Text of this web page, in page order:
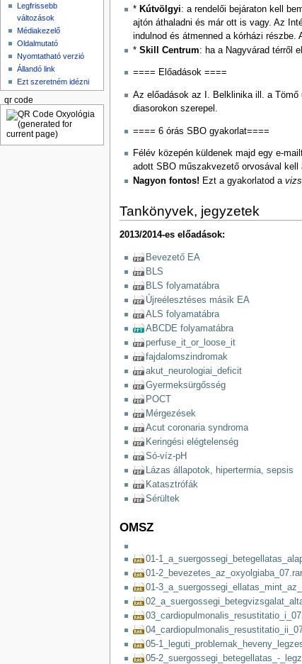
* Kútvölgyi: a rendelői bejáraton kell
ajtón áthaladni és már ott is vagy. Az
indulnod és átmenned a kórházi
* Skill Centrum: ha a Nagyvárad térről
==== Előadások ====
Az előadások az I. Belklinika ill. a
diasorokon szerepel.
==== 6 órás SBO gyakorlat====
Félév közepén küldenek majd egy e-
adott SBO műszakvezető orvosával kell
Nagyon fontos! Ezt a gyakorlatod a
Tankönyvek, jegyzetek
2013/2014-es előadások:
Bevezető EA
BLS
BLS folyamatábra
Újreélesztéses másik EA
ALS folyamatábra
ABCDE folyamatábra
perfuse_it_or_loose_it
fajdalomszindromak
akut_neurologiai_deficit
Gyermeksürgősség
POCT
Mérgezések
Acut coronaria syndroma
Keringési elégtelenség
Só-víz-pH
Lázas állapotok, hipertermia, sepsis
Katasztrófák
Sérültek
OMSZ
01-
01-2_bevezetes_az_oxyolgiaba_07.rar
01-
05-
05-2_suergossegi_betegellatas_-
Legfrissebb
változások
Médiakezelő
Oldalmutató
Nyomtatható verzió
Állandó link
Ezt szeretném idézni
qr code